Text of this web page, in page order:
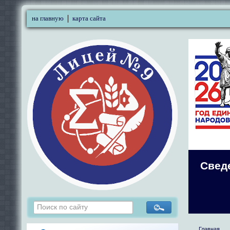
на главную карта сайта